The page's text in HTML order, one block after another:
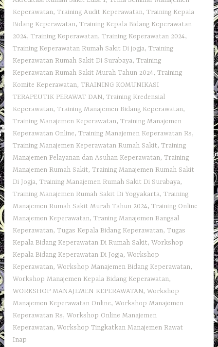
Keperawatan,Training Audit Keperawatan,Training Kepala
Bidang Keperawatan,Training Kepala Bidang Keperawatan
2024,Training Keperawatan,Training Keperawatan 2024,
Training Keperawatan Rumah Sakit Di jogja,Training
Keperawatan Rumah Sakit Di Surabaya,Training
Keperawatan Rumah Sakit Murah Tahun 2024,Training
Komite Keperawatan,TRAINING KOMUNIKASI
TERAPEUTIK PERAWAT DAN,Training Kredensial
Keperawatan,Training Manajemen Bidang Keperawatan,
Training Manajemen Keperawatan,Training Manajemen
Keperawatan Online,Training Manajemen Keperawatan Rs,
Training Manajemen Keperawatan Rumah Sakit,Training
Manajemen Pelayanan dan Asuhan Keperawatan,Training
Manajemen Rumah Sakit,Training Manajemen Rumah Sakit
Di Jogja,Training Manajemen Rumah Sakit Di Surabaya,
Training Manajemen Rumah Sakit Di Yogyakarta,Training
Manajemen Rumah Sakit Murah Tahun 2024,Training Online
Manajemen Keperawatan,Traning Manajemen Bangsal
Keperawatan,Tugas Kepala Bidang Keperawatan,Tugas
Kepala Bidang Keperawatan Di Rumah Sakit,Workshop
Kepala Bidang Keperawatan Di Jogja,Workshop
Keperawatan,Workshop Manajemen Bidang Keperawatan,
Workshop Manajemen Kepala Bidang Keperawatan,
WORKSHOP MANAJEMEN KEPERAWATAN,Workshop
Manajemen Keperawatan Online,Workshop Manajemen
Keperawatan Rs,Workshop Online Manajemen
Keperawatan,Workshop Tingkatkan Manajemen Rawat
Inap